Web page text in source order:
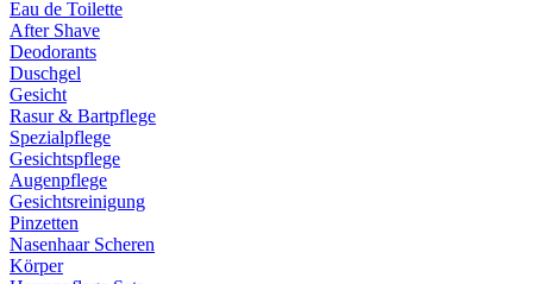
Eau de Toilette
After Shave
Deodorants
Duschgel
Gesicht
Rasur & Bartpflege
Spezialpflege
Gesichtspflege
Augenpflege
Gesichtsreinigung
Pinzetten
Nasenhaar Scheren
Körper